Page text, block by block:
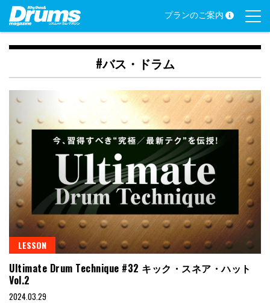
Skip
content
プランのご案内
#バス・ドラム
LESSON
Ultimate Drum Technique #32 キック・スネア・ハット
Vol.2
2024.03.29